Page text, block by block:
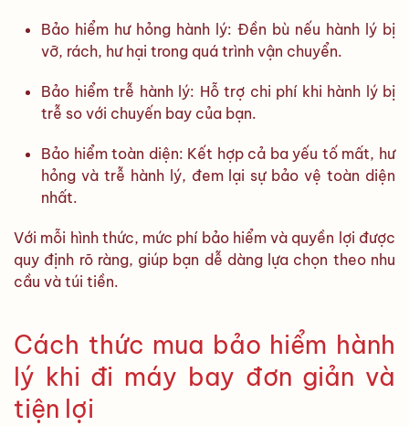
Bảo hiểm hư hỏng hành lý: Đền bù nếu hành lý bị
vỡ, rách, hư hại trong quá trình vận chuyển.
Bảo hiểm trễ hành lý: Hỗ trợ chi phí khi hành lý bị
trễ so với chuyến bay của bạn.
Bảo hiểm toàn diện: Kết hợp cả ba yếu tố mất, hư
hỏng và trễ hành lý, đem lại sự bảo vệ toàn diện
nhất.
Với mỗi hình thức, mức phí bảo hiểm và quyền lợi được
quy định rõ ràng, giúp bạn dễ dàng lựa chọn theo nhu
cầu và túi tiền.
Cách thức mua bảo hiểm hành
lý khi đi máy bay đơn giản và
tiện lợi